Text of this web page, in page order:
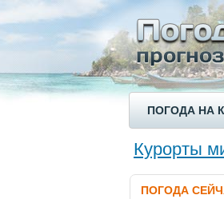
ПОГОДА НА
Курорты
ПОГОДА